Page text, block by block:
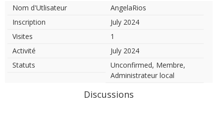
Nom d'Utlisateur
AngelaRios
Inscription
July 2024
Visites
1
Activité
July 2024
Statuts
Unconfirmed, Membre,
Administrateur local
Discussions